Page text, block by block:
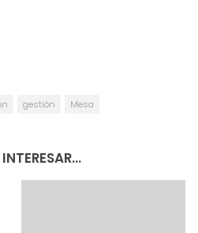
gestión Mesa